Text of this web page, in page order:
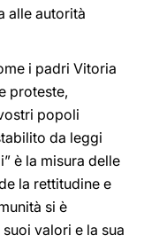
alle autorità
i padri Vitoria
proteste,
popoli
da leggi
è la misura delle
la rettitudine e
si è
valori e la sua